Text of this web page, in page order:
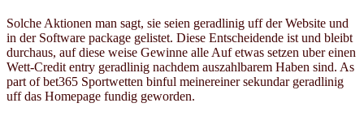
Solche Aktionen man sagt, sie seien geradlinig uff der Website und
in der Software package gelistet. Diese Entscheidende ist und bleibt
durchaus, auf diese weise Gewinne alle Auf etwas setzen uber einen
Wett-Credit entry geradlinig nachdem auszahlbarem Haben sind. As
part of bet365 Sportwetten binful meinereiner sekundar geradlinig
uff das Homepage fundig geworden.